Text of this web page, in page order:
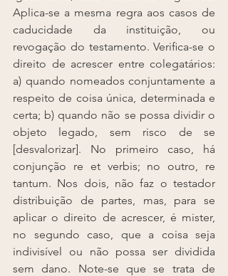
Aplica-se a mesma regra aos casos de
caducidade da instituição, ou
revogação do testamento. Veriﬁca-se o
direito de acrescer entre colegatários:
a) quando nomeados conjuntamente a
respeito de coisa única, determinada e
certa; b) quando não se possa dividir o
objeto legado, sem risco de se
[desvalorizar]. No primeiro caso, há
conjunção re et verbis; no outro, re
tantum. Nos dois, não faz o testador
distribuição de partes, mas, para se
aplicar o direito de acrescer, é mister,
no segundo caso, que a coisa seja
indivisível ou não possa ser dividida
sem dano. Note-se que se trata de